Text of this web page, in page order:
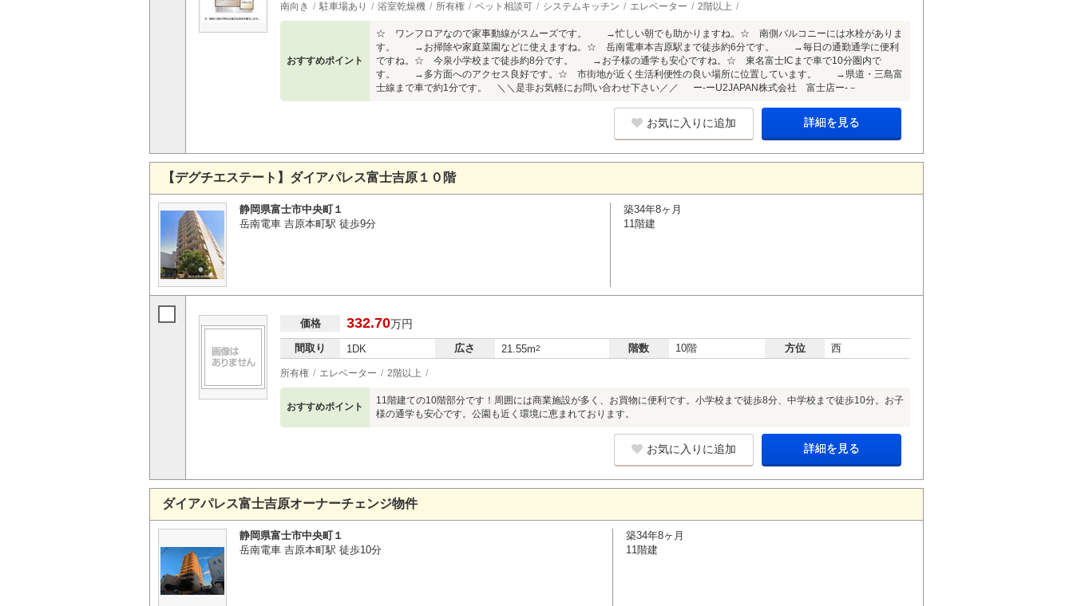
南向き 駐車場あり 浴室乾燥機 所有権 ペット相談可 システムキッチン エレベーター 2階以上
おすすめポイント
☆ ワンフロアなので家事動線がスムーズです。 →忙しい朝でも助かりますね。☆ 南側バルコニーには水栓がありま
す。 →お掃除や家庭菜園などに使えますね。☆ 岳南電車本吉原駅まで徒歩約6分です。 →毎日の通勤通学に便利
ですね。☆ 今泉小学校まで徒歩約8分です。 →お子様の通学も安心ですね。☆ 東名富士ICまで車で10分圏内で
す。 →多方面へのアクセス良好です。☆ 市街地が近く生活利便性の良い場所に位置しています。 →県道・三島富
士線まで車で約1分です。 ＼＼是非お気軽にお問い合わせ下さい／／ ー-ーU2JAPAN株式会社 富士店ー-－
お気に入りに追加 詳細を見る
【デグチエステート】ダイアパレス富士吉原１０階
静岡県富士市中央町１
岳南電車 吉原本町駅 徒歩9分
築34年8ヶ月
11階建
価格 332.70万円
間取り 1DK 広さ 21.55m2 階数 10階 方位 西
所有権 エレベーター 2階以上
おすすめポイント
11階建ての10階部分です！周囲には商業施設が多く、お買物に便利です。小学校まで徒歩8分、中学校まで徒歩10分。お子
様の通学も安心です。公園も近く環境に恵まれております。
お気に入りに追加 詳細を見る
ダイアパレス富士吉原オーナーチェンジ物件
静岡県富士市中央町１
岳南電車 吉原本町駅 徒歩10分
築34年8ヶ月
11階建